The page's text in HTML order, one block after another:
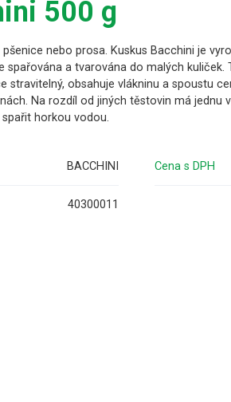
500 g
pšenice nebo prosa. Kuskus Bacchini je
spařována a tvarována do malých kuliček.
stravitelný, obsahuje vlákninu a spoustu
Na rozdíl od jiných těstovin má jednu
horkou vodou.
BACCHINI
40300011
Cena s DPH